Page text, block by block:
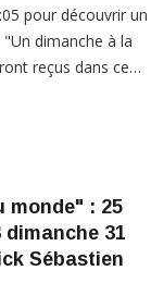
pour découvrir un
dimanche à la
reçus dans ce…
monde" : 25
31
Sébastien